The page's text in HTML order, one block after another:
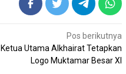
Pos berikutnya
Ketua Utama Alkhairat Tetapkan
Logo Muktamar Besar XI